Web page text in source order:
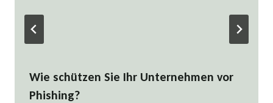
Wie schützen Sie Ihr Unternehmen vor
Phishing?